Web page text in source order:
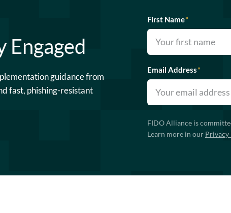
Engaged
guidance from
fast, phishing-resistant
First Name*
Email Address*
FIDO Alliance is
Learn more in our Privacy